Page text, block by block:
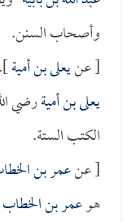
وأصحاب السنن.
[ عنيعلى بن أمية].
يعلى بن أميةرضي
الكتب الستة.
[ عنعمر بن
هوعمر بن الخطاب